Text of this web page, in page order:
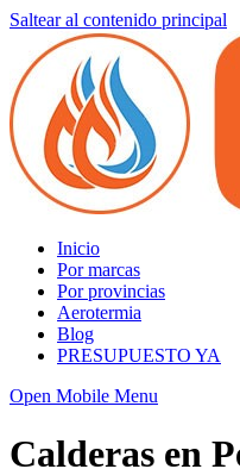
Saltear al contenido principal
Inicio
Por marcas
Por provincias
Aerotermia
Blog
PRESUPUESTO YA
Open Mobile Menu
Calderas en